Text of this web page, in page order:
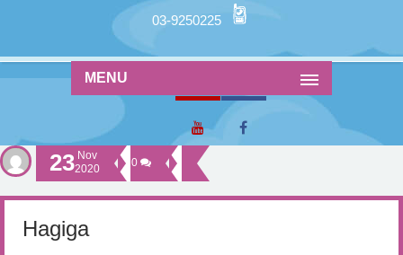
03-9250225
MENU
23 Nov
2020
0
Hagiga